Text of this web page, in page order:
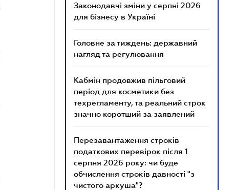
Законодавчі зміни у серпні 2026
для бізнесу в Україні
Головне за тиждень: державний
нагляд та регулювання
Кабмін продовжив пільговий
період для косметики без
техрегламенту, та реальний строк
значно коротший за заявлений
Перезавантаження строків
податкових перевірок після 1
серпня 2026 року: чи буде
обчислення строків давності "з
чистого аркуша"?